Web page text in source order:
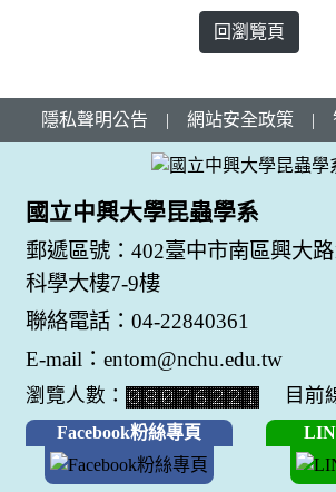
回瀏覽頁
隱私聲明公告 | 網站安全政策 |
國立中興大學昆蟲學系
郵遞區號：402臺中市南區興大
科學大樓7-9樓
聯絡電話：04-22840361
E-mail：entom@nchu.edu.tw
瀏覽人數： 目前
Facebook粉絲專頁